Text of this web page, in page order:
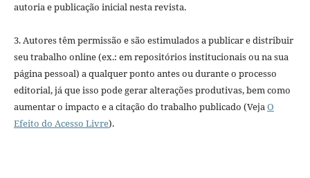
autoria e publicação inicial nesta revista.
3. Autores têm permissão e são estimulados a publicar e distribuir
seu trabalho online (ex.: em repositórios institucionais ou na sua
página pessoal) a qualquer ponto antes ou durante o processo
editorial, já que isso pode gerar alterações produtivas, bem como
aumentar o impacto e a citação do trabalho publicado (VejaO
Efeito do Acesso Livre).